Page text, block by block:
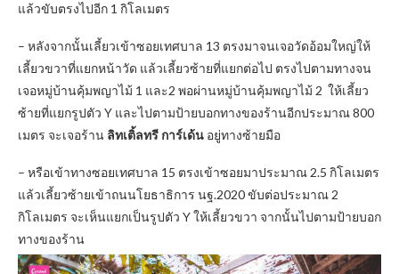
แล้วขับตรงไปอีก 1 กิโลเมตร
– หลังจากนั้นเลี้ยวเข้าซอยเทศบาล 13 ตรงมาจนเจอวัดอ้อมใหญ่ให้
เลี้ยวขวาที่แยกหน้าวัด แล้วเลี้ยวซ้ายที่แยกต่อไป ตรงไปตามทางจน
เจอหมู่บ้านคุ้มพญาไม้ 1 และ2 พอผ่านหมู่บ้านคุ้มพญาไม้ 2 ให้เลี้ยว
ซ้ายที่แยกรูปตัว Y และไปตามป้ายบอกทางของร้านอีกประมาณ 800
เมตร จะเจอร้าน ลิทเติ้ลทรี การ์เด้น อยู่ทางซ้ายมือ
– หรือเข้าทางซอยเทศบาล 15 ตรงเข้าซอยมาประมาณ 2.5 กิโลเมตร
แล้วเลี้ยวซ้ายเข้าถนนโยธาธิการ นฐ.2020 ขับต่อประมาณ 2
กิโลเมตร จะเห็นแยกเป็นรูปตัว Y ให้เลี้ยวขวา จากนั้นไปตามป้ายบอก
ทางของร้าน